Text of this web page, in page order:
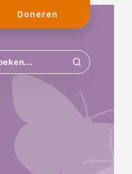
Doneren